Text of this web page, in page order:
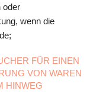
oder
wenn die
FÜR EINEN
VON WAREN Ü